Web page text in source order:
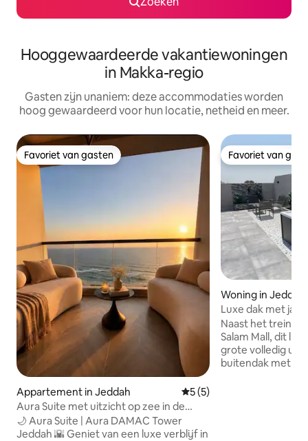
Hooggewaardeerde vakantiewoningen
in Makka-regio
Gasten zijn unaniem: deze accommodaties worden
hoog gewaardeerd voor hun locatie, netheid en meer.
Favoriet van gasten
Favoriet van gasten
Appartement in Jeddah Gemiddelde beoordeling
5 (5)
Aura Suite met uitzicht op zee in de
Damac Tower
🌙 Aura Suite | Aura DAMAC Tower
Jeddah 🌇 Geniet van een luxe verblijf in
Favoriet van
Favoriet van
Woning in Jeddah
Luxe dak met
Zelf toegang
Naast het
Salam Mall, dit
grote volledig
buitendak met